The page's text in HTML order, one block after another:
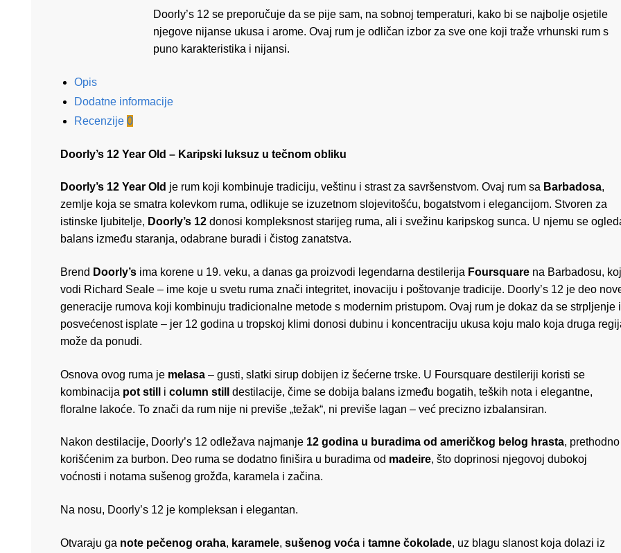
Doorly’s 12 se preporučuje da se pije sam, na sobnoj temperaturi, kako bi se najbolje osjetile
njegove nijanse ukusa i arome. Ovaj rum je odličan izbor za sve one koji traže vrhunski rum s
puno karakteristika i nijansi.
Opis
Dodatne informacije
Recenzije 0
Doorly’s 12 Year Old – Karipski luksuz u tečnom obliku
Doorly’s 12 Year Old je rum koji kombinuje tradiciju, veštinu i strast za savršenstvom. Ovaj rum sa Barbadosa,
zemlje koja se smatra kolevkom ruma, odlikuje se izuzetnom slojevitošću, bogatstvom i elegancijom. Stvoren za
istinske ljubitelje, Doorly’s 12 donosi kompleksnost starijeg ruma, ali i svežinu karipskog sunca. U njemu se
balans između staranja, odabrane buradi i čistog zanatstva.
Brend Doorly’s ima korene u 19. veku, a danas ga proizvodi legendarna destilerija Foursquare na Barbadosu,
vodi Richard Seale – ime koje u svetu ruma znači integritet, inovaciju i poštovanje tradicije. Doorly’s 12 je deo
generacije rumova koji kombinuju tradicionalne metode s modernim pristupom. Ovaj rum je dokaz da se strpljenje i
posvećenost isplate – jer 12 godina u tropskoj klimi donosi dubinu i koncentraciju ukusa koju malo koja druga
može da ponudi.
Osnova ovog ruma je melasa – gusti, slatki sirup dobijen iz šećerne trske. U Foursquare destileriji koristi se
kombinacija pot still i column still
destilacije, čime se dobija balans između bogatih, teških nota i elegantne,
floralne lakoće. To znači da rum nije ni previše „težak“, ni previše lagan – već precizno izbalansiran.
Nakon destilacije, Doorly’s 12 odležava najmanje 12 godina u buradima od američkog belog hrasta, prethodno
korišćenim za burbon. Deo ruma se dodatno finišira u buradima od madeire, što doprinosi njegovoj dubokoj
voćnosti i notama sušenog grožđa, karamela i začina.
Na nosu, Doorly’s 12 je kompleksan i elegantan.
Otvaraju ga note pečenog oraha, karamele, sušenog voća i tamne čokolade, uz blagu slanost koja dolazi iz